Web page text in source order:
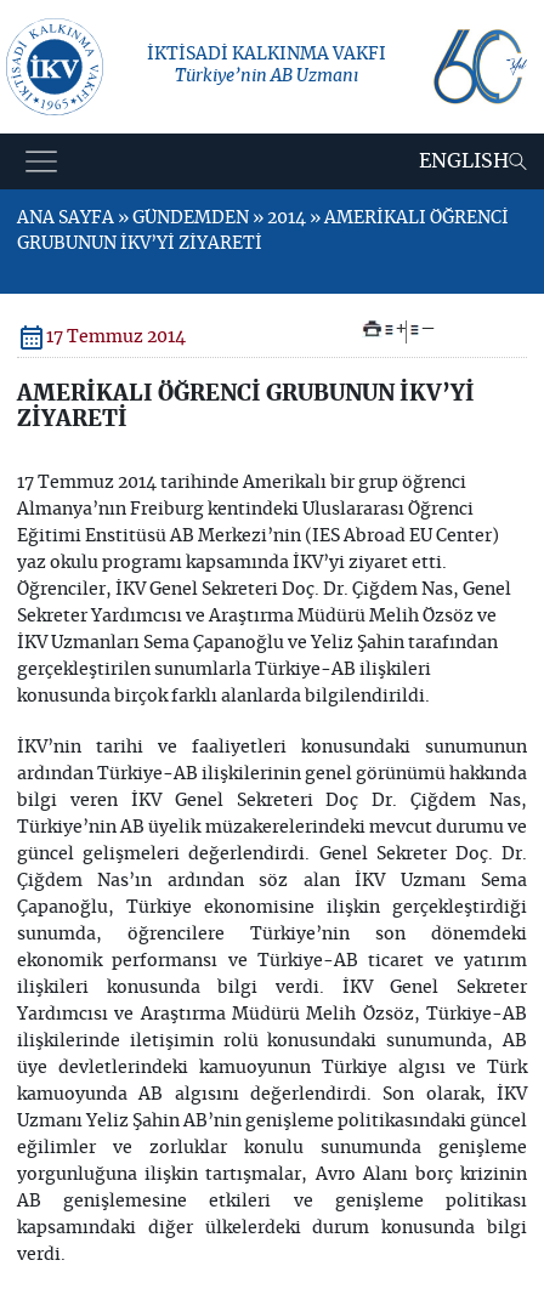
İKTİSADİ KALKINMA VAKFI
Türkiye’nin AB Uzmanı
ENGLISH
ANA SAYFA » GÜNDEMDEN » 2014 » AMERİKALI ÖĞRENCİ
GRUBUNUN İKV’Yİ ZİYARETİ
17 Temmuz 2014 + –
AMERİKALI ÖĞRENCİ GRUBUNUN İKV’Yİ
ZİYARETİ
17 Temmuz 2014 tarihinde Amerikalı bir grup öğrenci
Almanya’nın Freiburg kentindeki Uluslararası Öğrenci
Eğitimi Enstitüsü AB Merkezi’nin (IES Abroad EU Center)
yaz okulu programı kapsamında İKV’yi ziyaret etti.
Öğrenciler, İKV Genel Sekreteri Doç. Dr. Çiğdem Nas, Genel
Sekreter Yardımcısı ve Araştırma Müdürü Melih Özsöz ve
İKV Uzmanları Sema Çapanoğlu ve Yeliz Şahin tarafından
gerçekleştirilen sunumlarla Türkiye-AB ilişkileri
konusunda birçok farklı alanlarda bilgilendirildi.
İKV’nin tarihi ve faaliyetleri konusundaki sunumunun
ardından Türkiye-AB ilişkilerinin genel görünümü hakkında
bilgi veren İKV Genel Sekreteri Doç Dr. Çiğdem Nas,
Türkiye’nin AB üyelik müzakerelerindeki mevcut durumu ve
güncel gelişmeleri değerlendirdi. Genel Sekreter Doç. Dr.
Çiğdem Nas’ın ardından söz alan İKV Uzmanı Sema
Çapanoğlu, Türkiye ekonomisine ilişkin gerçekleştirdiği
sunumda, öğrencilere Türkiye’nin son dönemdeki
ekonomik performansı ve Türkiye-AB ticaret ve yatırım
ilişkileri konusunda bilgi verdi. İKV Genel Sekreter
Yardımcısı ve Araştırma Müdürü Melih Özsöz, Türkiye-AB
ilişkilerinde iletişimin rolü konusundaki sunumunda, AB
üye devletlerindeki kamuoyunun Türkiye algısı ve Türk
kamuoyunda AB algısını değerlendirdi. Son olarak, İKV
Uzmanı Yeliz Şahin AB’nin genişleme politikasındaki güncel
eğilimler ve zorluklar konulu sunumunda genişleme
yorgunluğuna ilişkin tartışmalar, Avro Alanı borç krizinin
AB genişlemesine etkileri ve genişleme politikası
kapsamındaki diğer ülkelerdeki durum konusunda bilgi
verdi.